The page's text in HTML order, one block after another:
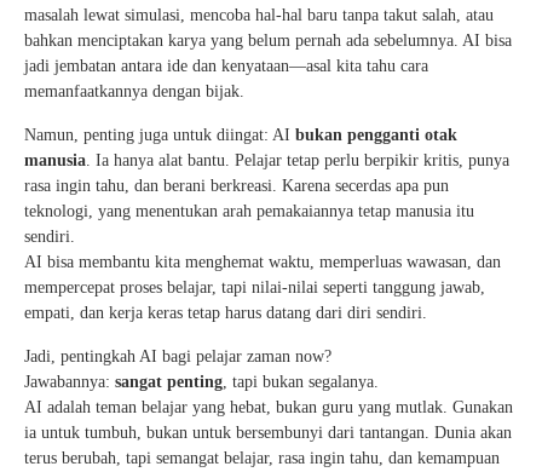
masalah lewat simulasi, mencoba hal-hal baru tanpa takut salah, atau
bahkan menciptakan karya yang belum pernah ada sebelumnya. AI bisa
jadi jembatan antara ide dan kenyataan—asal kita tahu cara
memanfaatkannya dengan bijak.
Namun, penting juga untuk diingat: AI bukan pengganti otak
manusia . Ia hanya alat bantu. Pelajar tetap perlu berpikir kritis, punya
rasa ingin tahu, dan berani berkreasi. Karena secerdas apa pun
teknologi, yang menentukan arah pemakaiannya tetap manusia itu
sendiri.
AI bisa membantu kita menghemat waktu, memperluas wawasan, dan
mempercepat proses belajar, tapi nilai-nilai seperti tanggung jawab,
empati, dan kerja keras tetap harus datang dari diri sendiri.
Jadi, pentingkah AI bagi pelajar zaman now?
Jawabannya: sangat penting , tapi bukan segalanya.
AI adalah teman belajar yang hebat, bukan guru yang mutlak. Gunakan
ia untuk tumbuh, bukan untuk bersembunyi dari tantangan. Dunia akan
terus berubah, tapi semangat belajar, rasa ingin tahu, dan kemampuan